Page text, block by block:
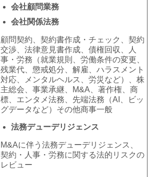
会社顧問業務
会社関係法務
顧問契約、契約書作成・チェック、契約
交渉、法律意見書作成、債権回収、人
事・労務（就業規則、労働条件の変更、
残業代、懲戒処分、解雇、ハラスメント
対応、メンタルヘルス、労災など）、株
主総会、事業承継、M&A、著作権、商
標、エンタメ法務、先端法務（AI、ビッ
グデータなど）その他商事一般
法務デューデリジェンス
M&Aに伴う法務デューデリジェンス、
契約・人事・労務に関する法的リスクの
レビュー